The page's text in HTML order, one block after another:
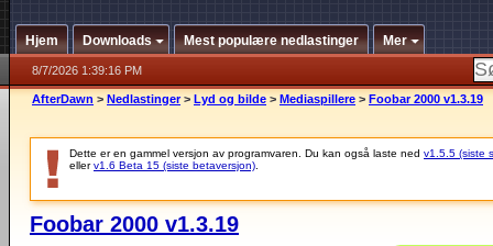
Hjem Downloads Mest populære nedlastinger Mer
8/7/2026 1:39:16 PM
AfterDawn > Nedlastinger > Lyd og bilde > Mediaspillere > Foobar 2000 v1.3.19
Dette er en gammel versjon av programvaren. Du kan også laste ned v1.5.5 (siste
ellerv1.6 Beta 15 (siste betaversjon)
Foobar 2000 v1.3.19